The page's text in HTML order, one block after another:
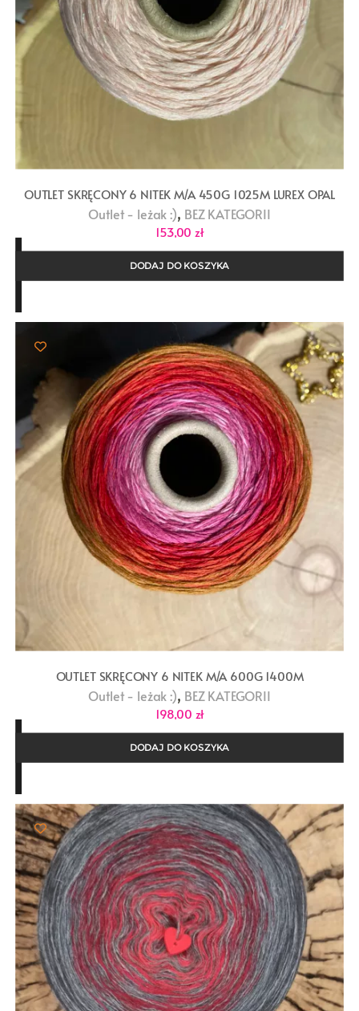
OUTLET SKRĘCONY 6 NITEK M/A 450G 1025M LUREX OPAL
Outlet - leżak :), BEZ KATEGORII
153,00 zł
DODAJ DO KOSZYKA
OUTLET SKRĘCONY 6 NITEK M/A 600G 1400M
Outlet - leżak :), BEZ KATEGORII
198,00 zł
DODAJ DO KOSZYKA